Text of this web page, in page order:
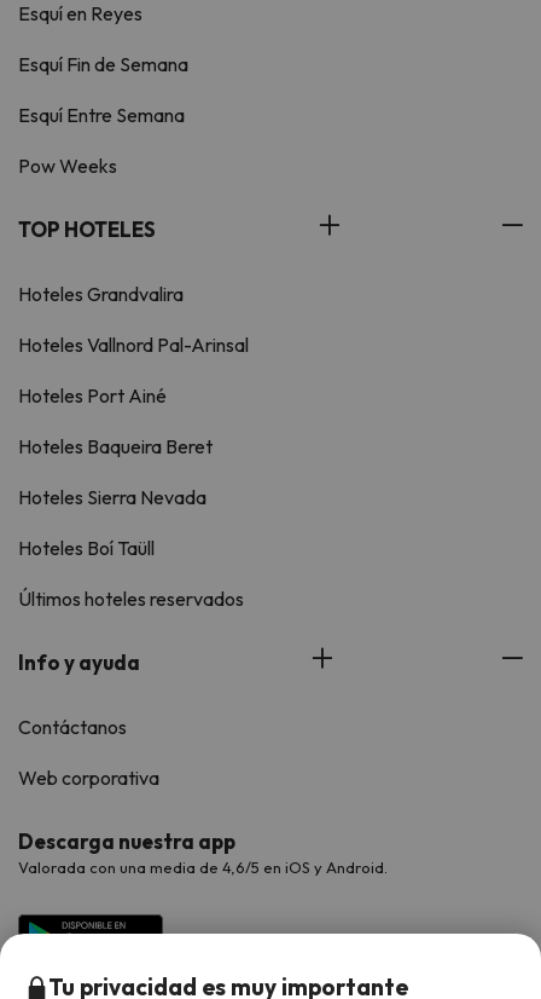
Esquí en Reyes
Esquí Fin de Semana
Esquí Entre Semana
Pow Weeks
TOP HOTELES
Hoteles Grandvalira
Hoteles Vallnord Pal-Arinsal
Hoteles Port Ainé
Hoteles Baqueira Beret
Hoteles Sierra Nevada
Hoteles Boí Taüll
Últimos hoteles reservados
Info y ayuda
Contáctanos
Web corporativa
Descarga nuestra app
Valorada con una media de 4,6/5 en iOS y Android.
Tu privacidad es muy importante